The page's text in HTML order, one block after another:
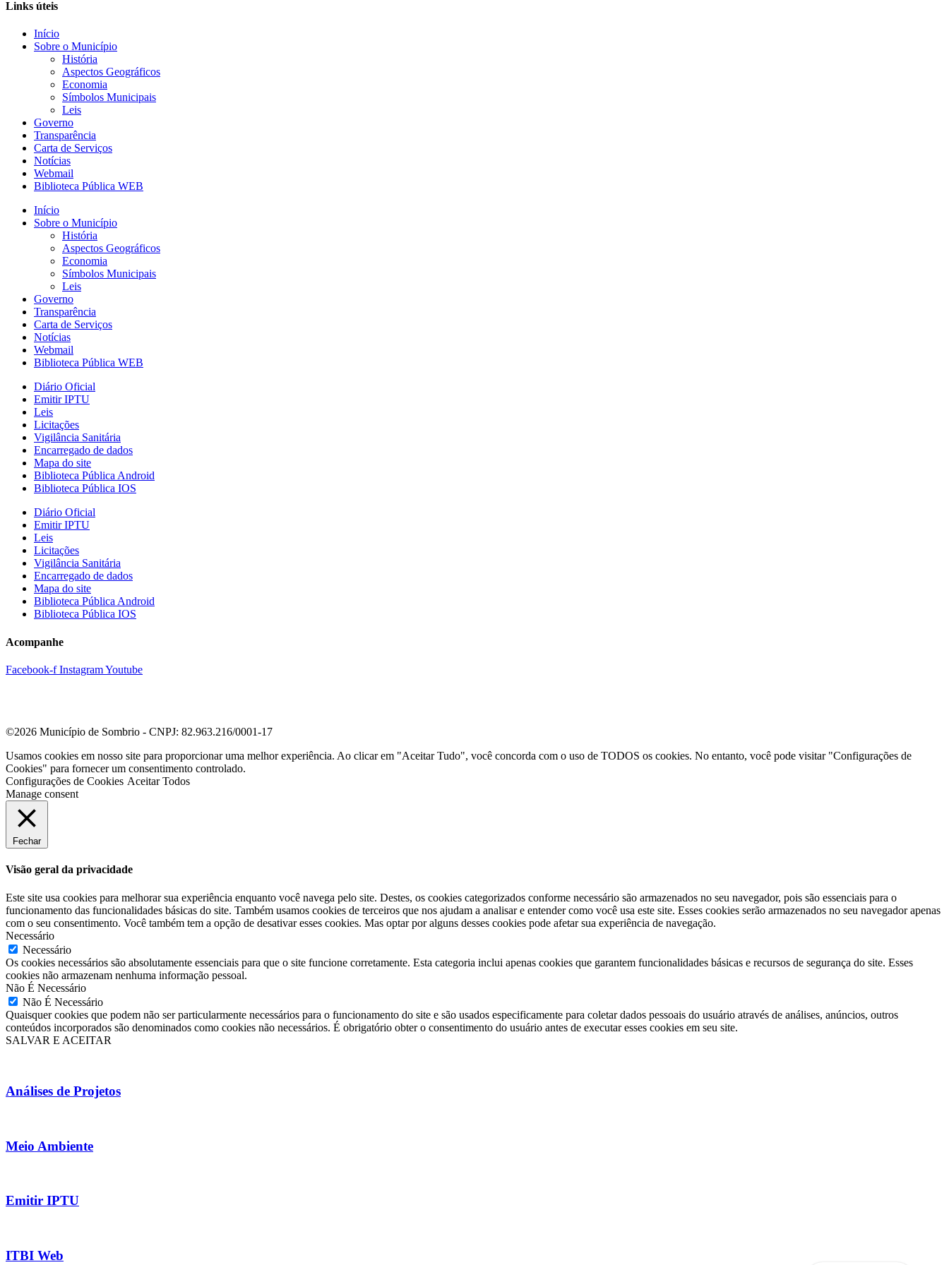
Links úteis
Início
Sobre o Município
História
Aspectos Geográficos
Economia
Símbolos Municipais
Leis
Governo
Transparência
Carta de Serviços
Notícias
Webmail
Biblioteca Pública WEB
Início
Sobre o Município
História
Aspectos Geográficos
Economia
Símbolos Municipais
Leis
Governo
Transparência
Carta de Serviços
Notícias
Webmail
Biblioteca Pública WEB
Diário Oficial
Emitir IPTU
Leis
Licitações
Vigilância Sanitária
Encarregado de dados
Mapa do site
Biblioteca Pública Android
Biblioteca Pública IOS
Diário Oficial
Emitir IPTU
Leis
Licitações
Vigilância Sanitária
Encarregado de dados
Mapa do site
Biblioteca Pública Android
Biblioteca Pública IOS
Acompanhe
Facebook-f InstagramYoutube
©2026 Município de Sombrio - CNPJ: 82.963.216/0001-17
Usamos cookies em nosso site para proporcionar uma melhor experiência. Ao clicar em "Aceitar Tudo", você concorda com o uso de TODOS os cookies. No entanto, você pode visitar "Configurações de
Cookies" para fornecer um consentimento controlado.
Configurações de Cookies Aceitar Todos
Manage consent
Fechar
Visão geral da privacidade
Este site usa cookies para melhorar sua experiência enquanto você navega pelo site. Destes, os cookies categorizados conforme necessário são armazenados no seu navegador, pois são essenciais para o
funcionamento das funcionalidades básicas do site. Também usamos cookies de terceiros que nos ajudam a analisar e entender como você usa este site. Esses cookies serão armazenados no seu navegador apenas
com o seu consentimento. Você também tem a opção de desativar esses cookies. Mas optar por alguns desses cookies pode afetar sua experiência de navegação.
Necessário
Necessário
Os cookies necessários são absolutamente essenciais para que o site funcione corretamente. Esta categoria inclui apenas cookies que garantem funcionalidades básicas e recursos de segurança do site. Esses
cookies não armazenam nenhuma informação pessoal.
Não É Necessário
Não É Necessário
Quaisquer cookies que podem não ser particularmente necessários para o funcionamento do site e são usados especificamente para coletar dados pessoais do usuário através de análises, anúncios, outros
conteúdos incorporados são denominados como cookies não necessários. É obrigatório obter o consentimento do usuário antes de executar esses cookies em seu site.
SALVAR E ACEITAR
Análises de Projetos
Meio Ambiente
Emitir IPTU
ITBI Web